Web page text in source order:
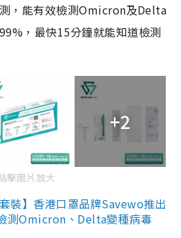
，能有效檢測Omicron及Delta
，最快15分鐘就能知道檢測
+2
擊圖片放大
裝】香港口罩品牌Savewo推出
測Omicron、Delta變種病毒